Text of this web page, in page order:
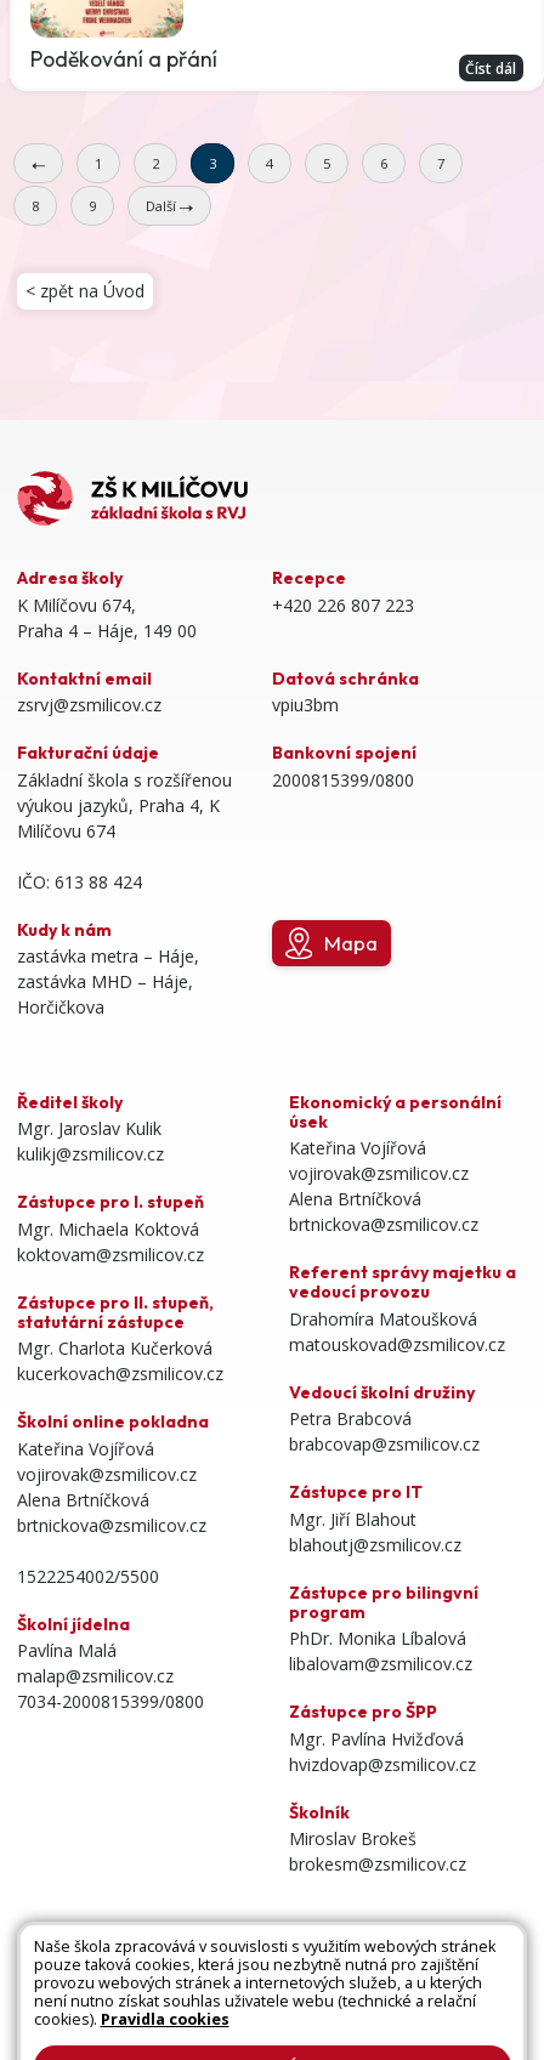
Poděkování a přání Číst dál
1 2 3 4 5 6 7
8 9 Další
< zpět na Úvod
Adresa školy
K Milíčovu 674,
Praha 4 – Háje, 149 00
Recepce
+420 226 807 223
Kontaktní email
zsrvj@zsmilicov.cz
Datová schránka
vpiu3bm
Fakturační údaje
Základní škola s rozšířenou
výukou jazyků, Praha 4, K
Milíčovu 674
IČO: 613 88 424
Bankovní spojení
2000815399/0800
Kudy k nám
zastávka metra – Háje,
zastávka MHD – Háje,
Horčičkova
Mapa
Ředitel školy
Mgr. Jaroslav Kulik
kulikj@zsmilicov.cz
Zástupce pro I. stupeň
Mgr. Michaela Koktová
koktovam@zsmilicov.cz
Zástupce pro II. stupeň,
statutární zástupce
Mgr. Charlota Kučerková
kucerkovach@zsmilicov.cz
Školní online pokladna
Kateřina Vojířová
vojirovak@zsmilicov.cz
Alena Brtníčková
brtnickova@zsmilicov.cz
1522254002/5500
Školní jídelna
Pavlína Malá
malap@zsmilicov.cz
7034-2000815399/0800
Ekonomický a personální
úsek
Kateřina Vojířová
vojirovak@zsmilicov.cz
Alena Brtníčková
brtnickova@zsmilicov.cz
Referent správy majetku a
vedoucí provozu
Drahomíra Matoušková
matouskovad@zsmilicov.cz
Vedoucí školní družiny
Petra Brabcová
brabcovap@zsmilicov.cz
Zástupce pro IT
Mgr. Jiří Blahout
blahoutj@zsmilicov.cz
Zástupce pro bilingvní
program
PhDr. Monika Líbalová
libalovam@zsmilicov.cz
Zástupce pro ŠPP
Mgr. Pavlína Hvižďová
hvizdovap@zsmilicov.cz
Školník
Miroslav Brokeš
brokesm@zsmilicov.cz
Všechna práva vyhrazena. Copyright © 2026 |
Mapa stránek|Kontakty|Přihlásit|Prohlášení
o přístupnosti|
Naše škola zpracovává v souvislosti s využitím webových stránek
pouze taková cookies, která jsou nezbytně nutná pro zajištění
provozu webových stránek a internetových služeb, a u kterých
není nutno získat souhlas uživatele webu (technické a relační
cookies). Pravidla cookies